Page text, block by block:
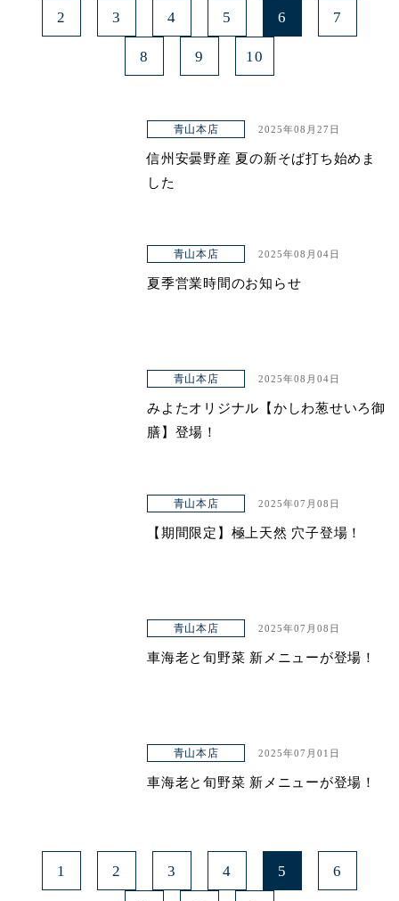
2 3 4 5 6 7
8 9 10
青山本店 2025年08月27日
信州安曇野産 夏の新そば打ち始めま
した
青山本店 2025年08月04日
夏季営業時間のお知らせ
青山本店 2025年08月04日
みよたオリジナル【かしわ葱せいろ御
膳】登場！
青山本店 2025年07月08日
【期間限定】極上天然 穴子登場！
青山本店 2025年07月08日
車海老と旬野菜 新メニューが登場！
青山本店 2025年07月01日
車海老と旬野菜 新メニューが登場！
1 2 3 4 5 6